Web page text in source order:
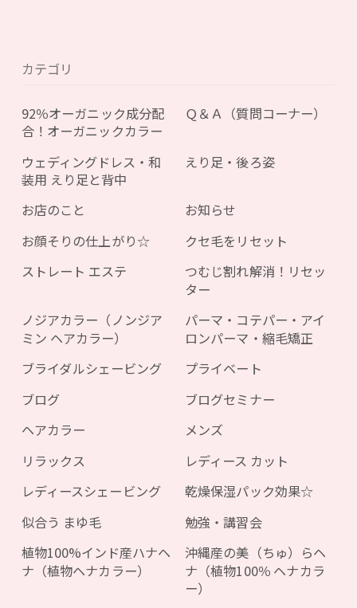
カテゴリ
92％オーガニック成分配
合！オーガニックカラー
Ｑ＆Ａ（質問コーナー）
ウェディングドレス・和
装用 えり足と背中
えり足・後ろ姿
お店のこと
お知らせ
お顔そりの仕上がり☆
クセ毛をリセット
ストレート エステ
つむじ割れ解消！リセッ
ター
ノジアカラー（ノンジア
ミン ヘアカラー）
パーマ・コテパー・アイ
ロンパーマ・縮毛矯正
ブライダルシェービング
プライベート
ブログ
ブログセミナー
ヘアカラー
メンズ
リラックス
レディース カット
レディースシェービング
乾燥保湿パック効果☆
似合う まゆ毛
勉強・講習会
植物100%インド産ハナヘ
ナ（植物ヘナカラー）
沖縄産の美（ちゅ）らヘ
ナ（植物100％ ヘナカラ
ー）